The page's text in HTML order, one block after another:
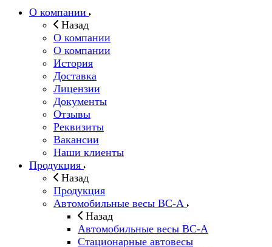
О компании
Назад
О компании
О компании
История
Доставка
Лицензии
Документы
Отзывы
Реквизиты
Вакансии
Наши клиенты
Продукция
Назад
Продукция
Автомобильные весы ВС-А
Назад
Автомобильные весы ВС-А
Стационарные автовесы